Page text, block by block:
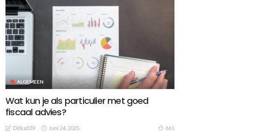
ALGEMEEN
Wat kun je als particulier met goed
fiscaal advies?
Ditka039 Juni 24, 2025 661